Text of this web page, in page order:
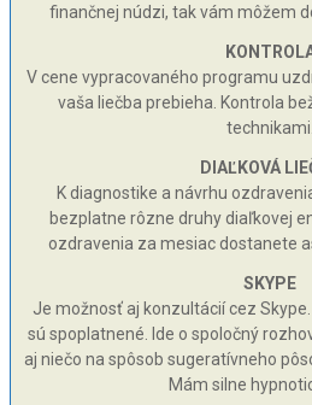
finančnej núdzi, tak vám môžem
V cene vypracovaného programu
vaša liečba prebieha. Kontrola
technikami.
DIAĽKOVÁ
K diagnostike a návrhu
bezplatne rôzne druhy diaľkovej
ozdravenia za mesiac dostanete
SKYPE
Je možnosť aj konzultácií cez
sú spoplatnené. Ide o spoločný
aj niečo na spôsob sugeratívneho
Mám silne